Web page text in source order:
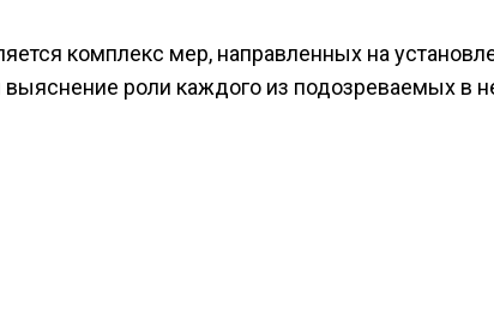
комплекс мер, направленных на
выяснение роли каждого из подозреваемых в